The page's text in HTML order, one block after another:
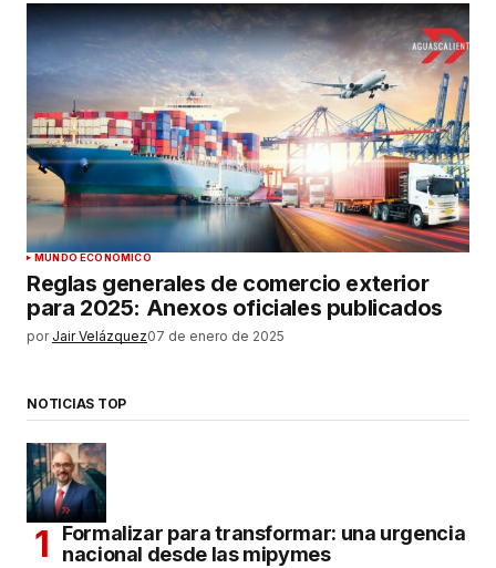
MUNDO ECONÓMICO
Reglas generales de comercio exterior
para 2025: Anexos oficiales publicados
por Jair Velázquez07 de enero de 2025
NOTICIAS TOP
Formalizar para transformar: una urgencia
nacional desde las mipymes